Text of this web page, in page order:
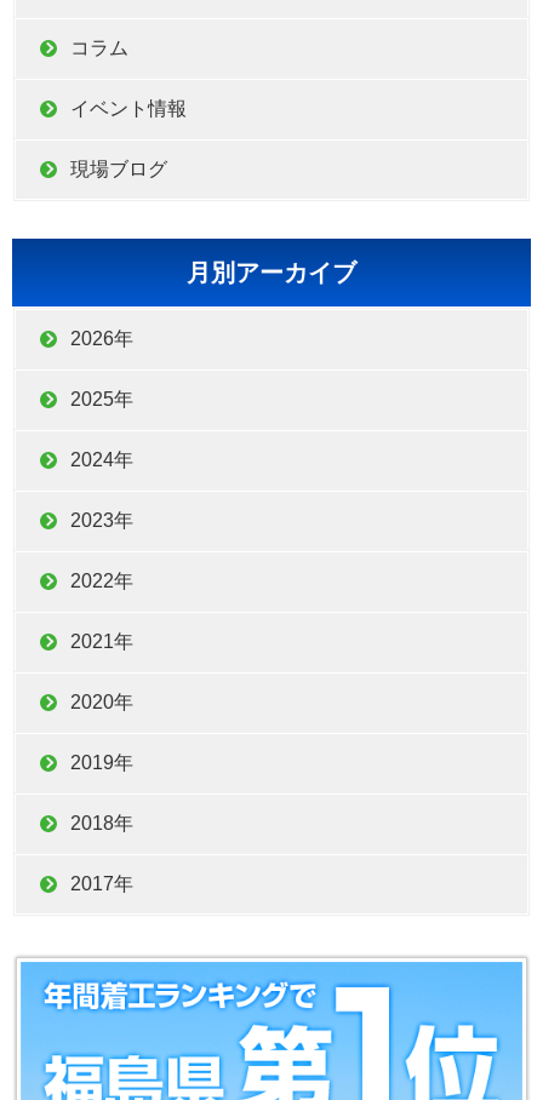
コラム
イベント情報
現場ブログ
月別アーカイブ
2026年
2025年
2024年
2023年
2022年
2021年
2020年
2019年
2018年
2017年